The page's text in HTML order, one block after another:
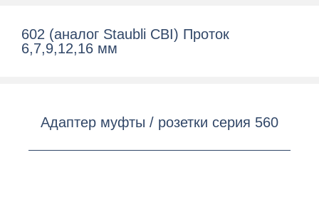
602 (аналог Staubli CBI) Проток
6,7,9,12,16 мм
Адаптер муфты / розетки серия 560